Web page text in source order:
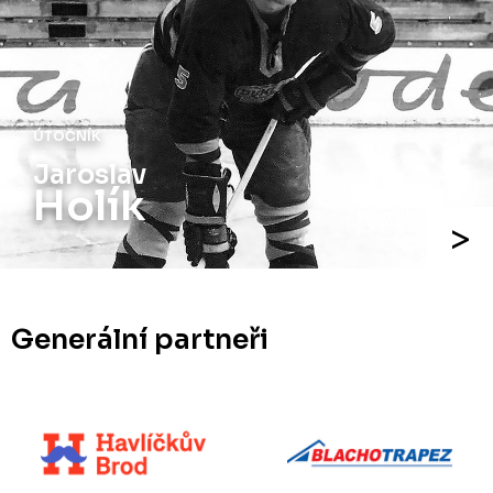
ÚTOČNÍK
Jaroslav
Holík
Generální partneři